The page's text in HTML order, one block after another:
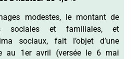
modestes, le montant de
sociales et familiales, et
sociaux, fait l’objet d’une
au 1er avril (versée le 6 mai